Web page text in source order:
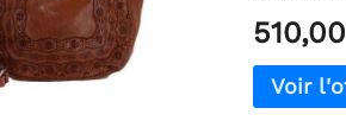
cm, ce
permet